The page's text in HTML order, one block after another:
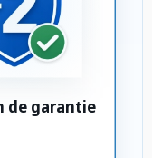
de garantie